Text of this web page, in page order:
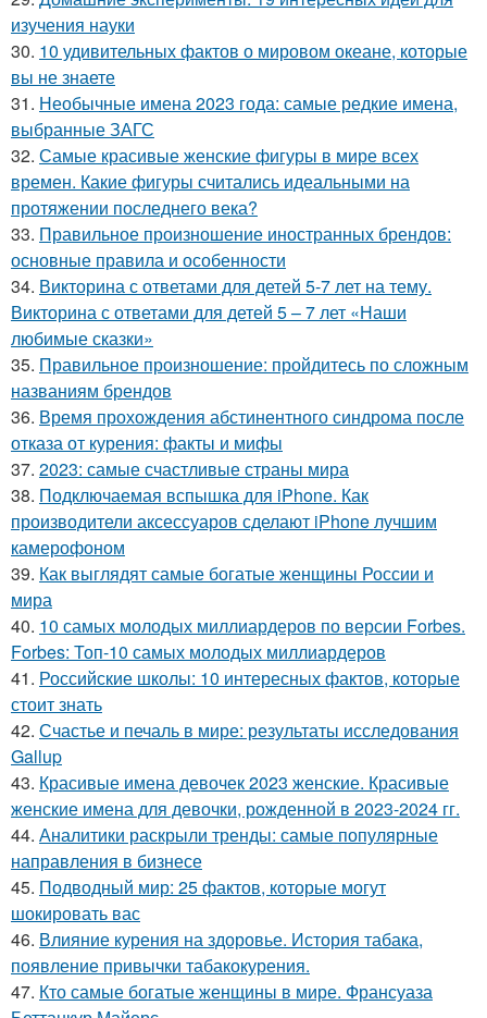
изучения науки
30. 10 удивительных фактов о мировом океане, которые
вы не знаете
31. Необычные имена 2023 года: самые редкие имена,
выбранные ЗАГС
32. Самые красивые женские фигуры в мире всех
времен. Какие фигуры считались идеальными на
протяжении последнего века?
33. Правильное произношение иностранных брендов:
основные правила и особенности
34. Викторина с ответами для детей 5-7 лет на тему.
Викторина с ответами для детей 5 – 7 лет «Наши
любимые сказки»
35. Правильное произношение: пройдитесь по сложным
названиям брендов
36. Время прохождения абстинентного синдрома после
отказа от курения: факты и мифы
37. 2023: самые счастливые страны мира
38. Подключаемая вспышка для iPhone. Как
производители аксессуаров сделают iPhone лучшим
камерофоном
39. Как выглядят самые богатые женщины России и
мира
40. 10 самых молодых миллиардеров по версии Forbes.
Forbes: Топ-10 самых молодых миллиардеров
41. Российские школы: 10 интересных фактов, которые
стоит знать
42. Счастье и печаль в мире: результаты исследования
Gallup
43. Красивые имена девочек 2023 женские. Красивые
женские имена для девочки, рожденной в 2023-2024 гг.
44. Аналитики раскрыли тренды: самые популярные
направления в бизнесе
45. Подводный мир: 25 фактов, которые могут
шокировать вас
46. Влияние курения на здоровье. История табака,
появление привычки табакокурения.
47. Кто самые богатые женщины в мире. Франсуаза